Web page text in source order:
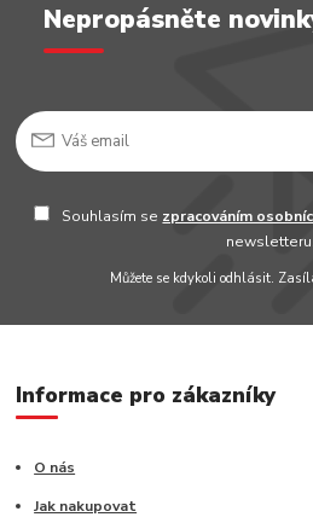
Nepropásněte
Souhlasím se zpracováním
newsletteru.
Můžete se kdykoli odhlásit.
Informace pro zákazníky
O nás
Jak nakupovat